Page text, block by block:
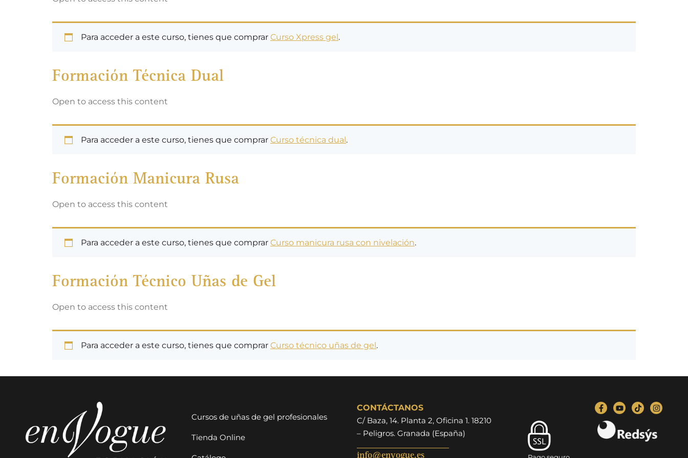
Para acceder a este curso, tienes que comprar Curso Xpress gel.
Formación Técnica Dual
Open to access this content
Para acceder a este curso, tienes que comprar Curso técnica dual.
Formación Manicura Rusa
Open to access this content
Para acceder a este curso, tienes que comprar Curso manicura rusa con nivelación.
Formación Técnico Uñas de Gel
Open to access this content
Para acceder a este curso, tienes que comprar Curso técnico uñas de gel.
Cursos de uñas de gel profesionales
Tienda Online
CONTÁCTANOS
C/ Baza, 14. Planta 2, Oficina 1. 18210
– Peligros. Granada (España)
info@envogue.es